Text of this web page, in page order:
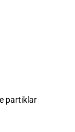
partiklar